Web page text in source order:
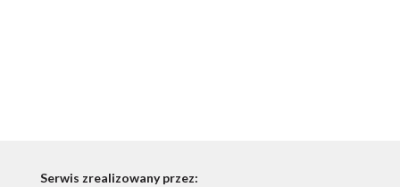
Serwis zrealizowany przez: